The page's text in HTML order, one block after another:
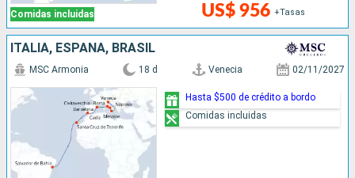
Comidas incluidas US$ 956 +Tasas
ITALIA, ESPAÑA, BRASIL
MSC Armonia 18 d Venecia 02/11/2027
Hasta $500 de crédito a bordo
Comidas incluidas